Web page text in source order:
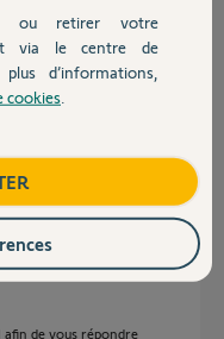
rencontrez, je vais avoir
au dos de cette
le voyant de la caméra
de vous répondre
ou retirer votre
via le centre de
d’informations,
cookies